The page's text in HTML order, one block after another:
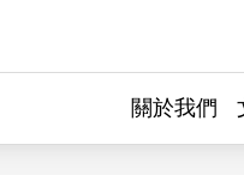
關於我們